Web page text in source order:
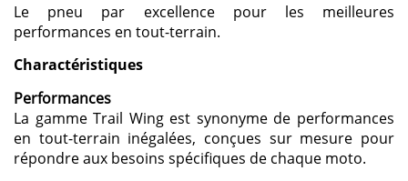
Le pneu par excellence pour les meilleures
performances en tout-terrain.
Charactéristiques
Performances
La gamme Trail Wing est synonyme de performances
en tout-terrain inégalées, conçues sur mesure pour
répondre aux besoins spécifiques de chaque moto.